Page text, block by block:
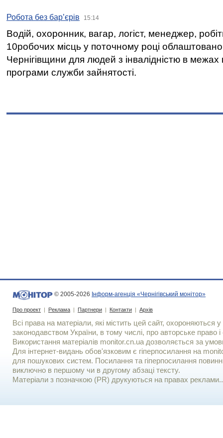
Робота без бар’єрів 15:14
Водій, охоронник, вагар, логіст, менеджер,
10робочих місць у поточному році
Чернігівщини для людей з інвалідністю в межах
програми служби зайнятості.
© 2005-2026 Інформ-агенція «Чернігівський монітор»
Про проект | Реклама | Партнери | Контакти | Архів
Всі права на матеріали, які містить цей сайт, охороняються у
законодавством України, в тому числі, про авторське право і
Використання матерiалiв monitor.cn.ua дозволяється за
Для iнтернет-видань обов'язковим є гiперпосилання на
для пошукових систем. Посилання та гіперпосилання
виключно в першому чи в другому абзаці тексту.
Матеріали з позначкою (PR) друкуються на правах реклами..